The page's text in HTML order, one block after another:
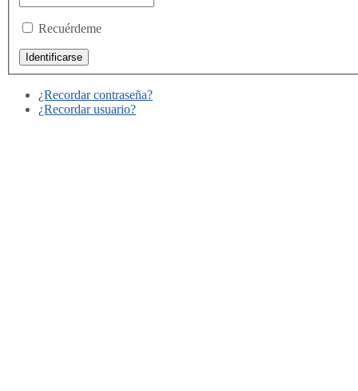
Recuérdeme
¿Recordar contraseña?
¿Recordar usuario?